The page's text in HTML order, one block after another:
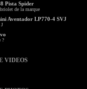
Pista Spider
de la marque
Aventador LP770-4 SVJ
J
?
VIDEOS